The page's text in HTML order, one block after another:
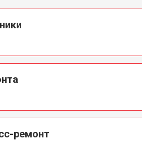
ремонт